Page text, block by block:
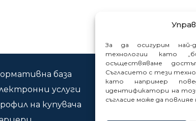
За да осигурим най-
технологии като
осъществяваме
Съгласието с тези
като например
идентификатори на
съгласие може да
база
услуги
на купувача
Контакти
Сигнали